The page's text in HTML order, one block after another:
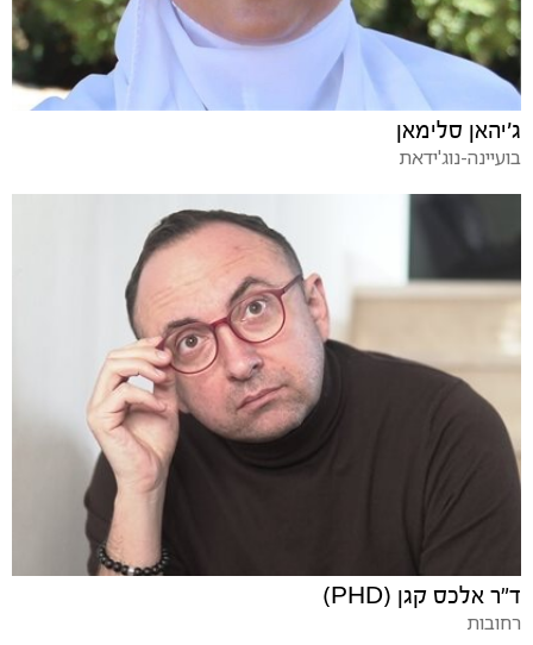
ג'יהאן סלימאן
בועיינה-נוג'ידאת
ד"ר אלכס קגן (PHD)
רחובות